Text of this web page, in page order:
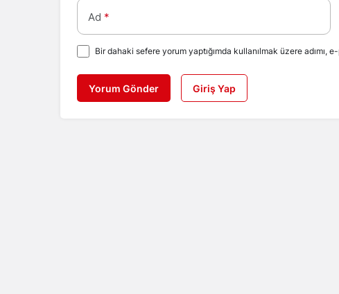
Ad *
Bir dahaki sefere yorum yaptığımda kullanılmak üzere
Yorum Gönder Giriş Yap